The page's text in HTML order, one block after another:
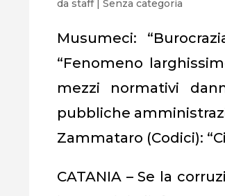
da staff| Senza categoria
Musumeci:
“Fenomeno
mezzi normativi
pubbliche
Zammataro (Codici):
CATANIA – Se la